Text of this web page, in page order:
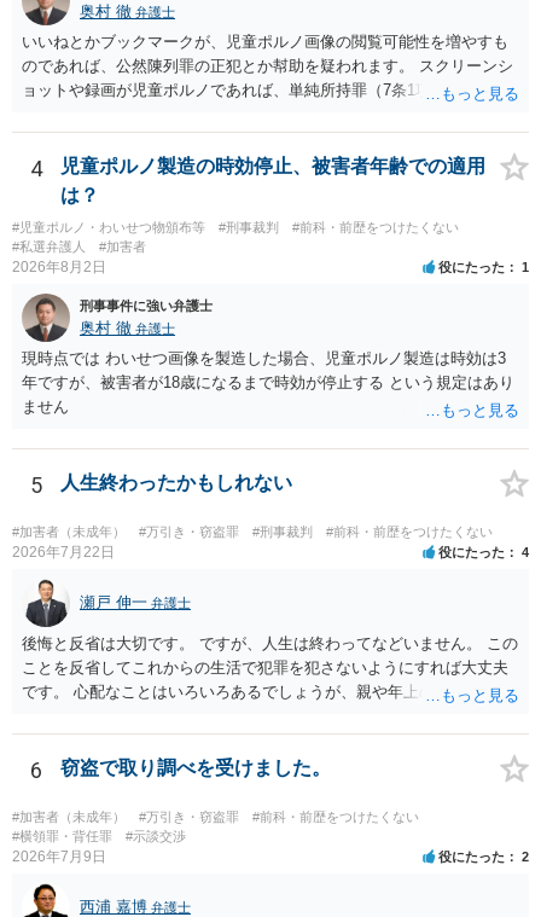
奥村 徹 弁護士
いいねとかブックマークが、児童ポルノ画像の閲覧可能性を増やすも
のであれば、公然陳列罪の正犯とか幇助を疑われます。 スクリーンシ
ョットや録画が児童ポルノであれば、単純所持罪（7条1項）になりま
ポルノ画像の陳列者の関連先として、任意で取調を受けた人はいま
す。 snsのサーバー凍結の具体的理由はわかりませんが、児童ポルノ
であれば、日本警察に連絡されて、日本の刑罰法規に触れる点があれ
ば、捜査を受けることがあります。
4
児童ポルノ製造の時効停止、被害者年齢での適用
は？
#児童ポルノ・わいせつ物頒布等 #刑事裁判
#前科・前歴をつけたくない
#私選弁護人
#加害者
2026年8月2日 役にたった 1
刑事事件に強い弁護士
奥村 徹 弁護士
現時点では わいせつ画像を製造した場合、児童ポルノ製造は時効は3
年ですが、被害者が18歳になるまで時効が停止する という規定はあり
ません
5 人生終わったかもしれない
#加害者（未成年） #万引き・窃盗罪 #刑事裁判 #前科・前歴をつけたくない
2026年7月22日 役にたった 4
瀬戸 伸一 弁護士
後悔と反省は大切です。 ですが、人生は終わってなどいません。 この
ことを反省してこれからの生活で犯罪を犯さないようにすれば大丈夫
です。 心配なことはいろいろあるでしょうが、親や年上の兄弟や信頼
す。
6 窃盗で取り調べを受けました。
#加害者（未成年） #万引き・窃盗罪
#前科・前歴をつけたくない
#横領罪・背任罪
#示談交渉
2026年7月9日 役にたった 2
西浦 嘉博 弁護士